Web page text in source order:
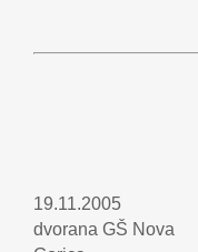
19.11.2005
dvorana GŠ Nova